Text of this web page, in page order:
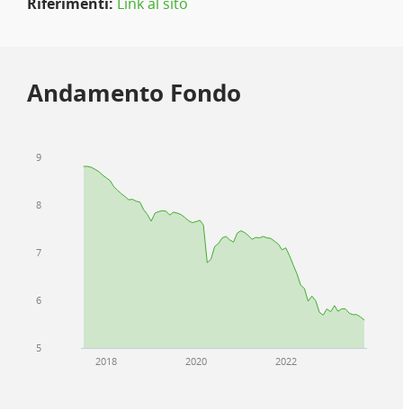
Andamento Fondo
2018 2020 2022
5
6
7
8
9